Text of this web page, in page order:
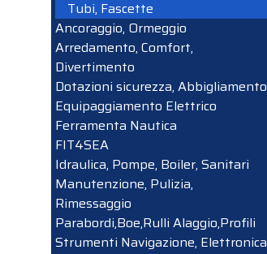
Tubi, Fascette
Ancoraggio, Ormeggio
Arredamento, Comfort,
Divertimento
Dotazioni sicurezza, Abbigliamento
Equipaggiamento Elettrico
Ferramenta Nautica
FIT4SEA
Idraulica, Pompe, Boiler, Sanitari
Manutenzione, Pulizia,
Rimessaggio
Parabordi,Boe,Rulli Alaggio,Profili
Strumenti Navigazione, Elettronica